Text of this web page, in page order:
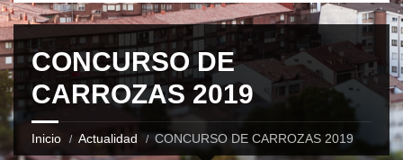
CONCURSO DE
CARROZAS 2019
Inicio Actualidad CONCURSO DE CARROZAS 2019